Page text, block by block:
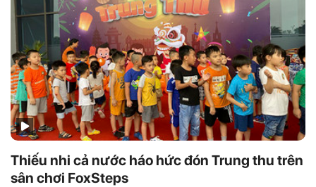
Thiếu nhi cả nước háo hức đón Trung thu trên
sân chơi FoxSteps